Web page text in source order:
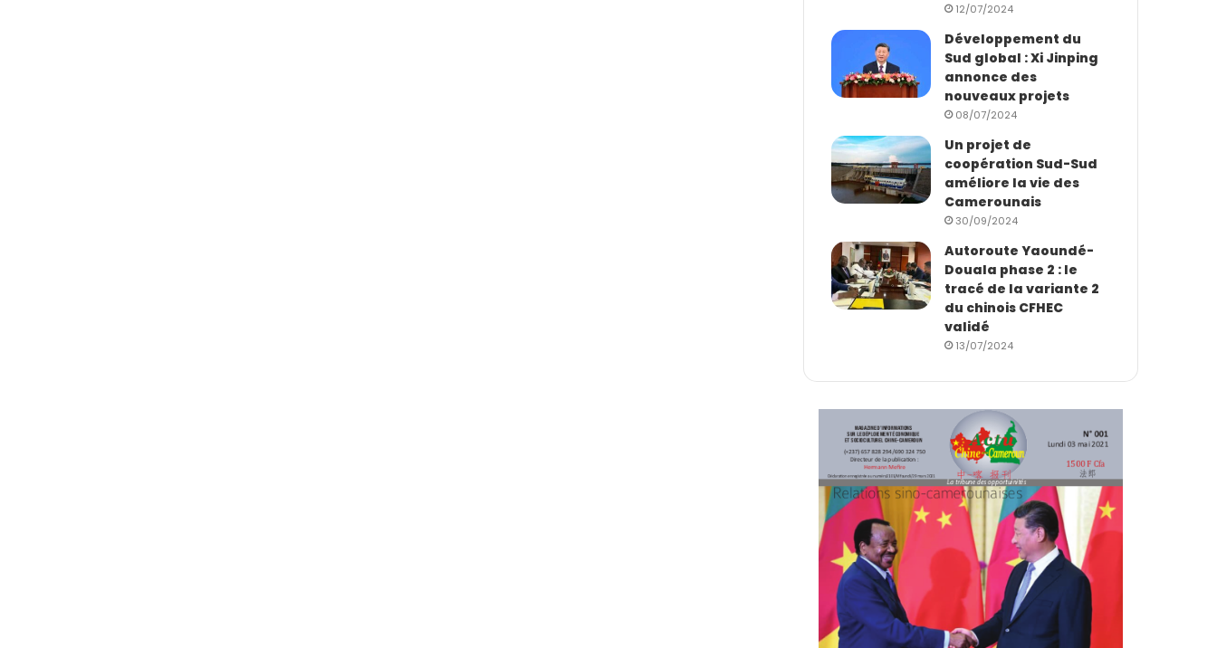
12/07/2024
Développement du
Sud global : Xi Jinping
annonce des
nouveaux projets
08/07/2024
Un projet de
coopération Sud-Sud
améliore la vie des
Camerounais
30/09/2024
Autoroute Yaoundé-
Douala phase 2 : le
tracé de la variante 2
du chinois CFHEC
validé
13/07/2024